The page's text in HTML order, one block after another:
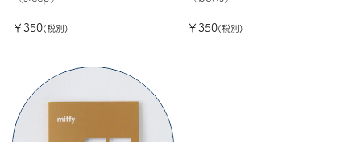
￥350(税別) ￥350(税別)